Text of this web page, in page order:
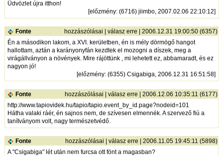
Üdvözlet újra itthon!
[előzmény: (6716) jiimbo, 2007.02.06 22:10:12]
Fonte hozzászólásai |válasz erre | 2006.12.31 19:00:50 (6357)
Én a másodikon lakom, a XVI. kerületben, én is mély dörmögő hangot
hallottam, aztán a karányonyfán kezdtek el mozogni a díszek, meg a
virágállványon a növények. Mire rájöttünk , mi lehetett ez, abbamaradt, és ez
nagyon jó!
[előzmény: (6355) Csigabiga, 2006.12.31 16:51:58]
Fonte hozzászólásai |válasz erre | 2006.12.06 10:35:11 (6177)
http://www.tapiovidek.hu/tapio/tapio.event_by_id.page?nodeid=101
Hátha valaki ráér, én sajnos nem, de szívesen elmennék. A szervező fiú a
tanítványom volt, nagy természetvédő.
Fonte hozzászólásai |válasz erre | 2006.11.05 19:45:11 (5898)
A "Csigabiga" lét után nem furcsa ott fönt a magasban?